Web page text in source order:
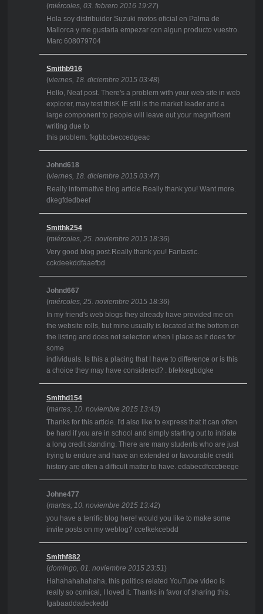
(miércoles, 03. febrero 2016 19:27)
Hola soy distribuidor Suzuki motos oficial en Palma de
Mallorca y me gustaria empezar con algun producto vuestro.
Marc 608079704
Smithb916
(viernes, 18. diciembre 2015 03:48)
Hello, Neat post. There's a problem with your web site in web
explorer, may test thisK IE still is the market leader and a
large component to people will leave out your magnificent
writing due to
this problem. fkgbbcbeccedgeac
Johnd618
(viernes, 18. diciembre 2015 03:47)
Really informative blog article.Really thank you! Want more.
dkegfdedbeef
Smithk254
(miércoles, 25. noviembre 2015 18:36)
Very good blog post.Really thank you! Fantastic.
cckdeekddfaaefbd
Johnd667
(miércoles, 25. noviembre 2015 18:36)
In my friend's web blogs they already have provided me on
the website rolls, but mine usually is located at the bottom on
the listing and does not selection when I place as it does for
some
individuals. Is this a placing that I have to difference or is this
a choice they may have considered? . bfekkegbdgke
Smithd154
(martes, 10. noviembre 2015 13:43)
Thanks for this article. I'd also like to express that it can often
be hard if you are in school and simply starting out to initiate
a long credit standing. There are many students who are just
trying to endure and have an extended or favourable credit
history are often a difficult matter to have. edabecdfcccbeege
Johne477
(martes, 10. noviembre 2015 13:42)
you have a terrific blog here! would you like to make some
invite posts on my weblog? ccefkekcebdd
Smithf882
(domingo, 01. noviembre 2015 23:51)
Hahahahahahaha, this politics related YouTube video is
really so comical, I loved it. Thanks in favor of sharing this.
fgabaaddadeckedd